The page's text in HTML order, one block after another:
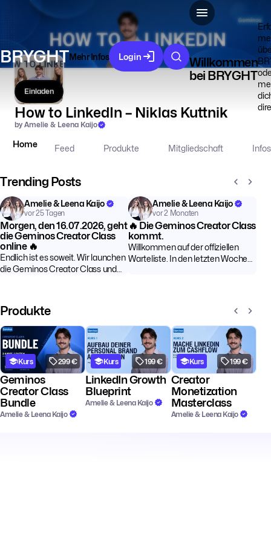
BRYGHTMehr Infos Login
Willkommen
bei BRYGHT
How to LinkedIn – Niklas Kuttnik
by Amelie & Leena Kaijo
Einladen
Home Feed Produkte Mitgliedschaft Infos
Trending Posts
Amelie & Leena Kaijo
vor 25 Tagen
Morgen, den 16.07.2026, geht
die Geminos Creator Class
online 🔥
Endlich ist es soweit. Wir launchen
die Geminos Creator Class und
Amelie & Leena Kaijo
vor 2 Monaten
🔥 Die Geminos Creator Class
kommt.
Willkommen auf der offiziellen
Warteliste. In den letzten Wochen
Produkte
Kurs 299 €
Geminos
Creator Class
Bundle
Amelie & Leena Kaijo
Kurs 199 €
LinkedIn Growth
Blueprint
Amelie & Leena Kaijo
Kurs 199 €
Creator
Monetization
Masterclass
Amelie & Leena Kaijo